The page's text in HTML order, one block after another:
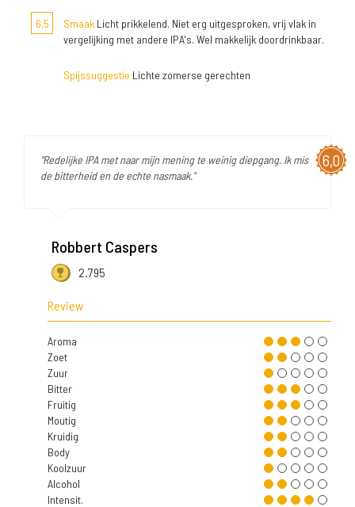
6,5 Smaak Licht prikkelend. Niet erg uitgesproken, vrij vlak in
vergelijking met andere IPA's. Wel makkelijk doordrinkbaar.
Spijssuggestie Lichte zomerse gerechten
6,0
"Redelijke IPA met naar mijn mening te weinig diepgang. Ik mis
de bitterheid en de echte nasmaak."
Robbert Caspers
2.795
Review
Aroma
Zoet
Zuur
Bitter
Fruitig
Moutig
Kruidig
Body
Koolzuur
Alcohol
Intensit.